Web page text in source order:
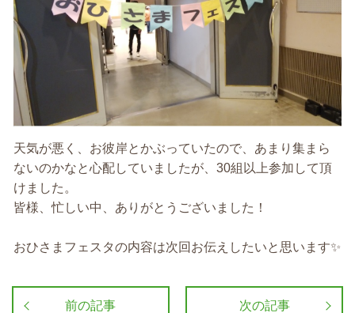
天気が悪く、お彼岸とかぶっていたので、あまり集まら
ないのかなと心配していましたが、30組以上参加して頂
けました。
皆様、忙しい中、ありがとうございました！
おひさまフェスタの内容は次回お伝えしたいと思います✨
前の記事 次の記事